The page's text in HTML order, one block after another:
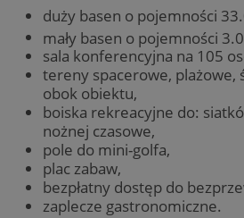
duży basen o pojemności
mały basen o pojemności
sala konferencyjna na 105
tereny spacerowe, plażowe,
obok obiektu,
boiska rekreacyjne do:
nożnej czasowe,
pole do mini-golfa,
plac zabaw,
bezpłatny dostęp do
zaplecze gastronomiczne.